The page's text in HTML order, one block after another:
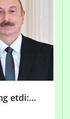
etdi:...